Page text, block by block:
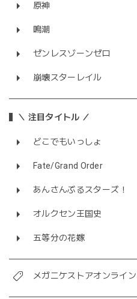
原神
鳴潮
ゼンレスゾーンゼロ
崩壊スターレイル
＼ 注目タイトル ／
どこでもいっしょ
Fate/Grand Order
あんさんぶるスターズ！
オルクセン王国史
五等分の花嫁
メガニケストアオンライン